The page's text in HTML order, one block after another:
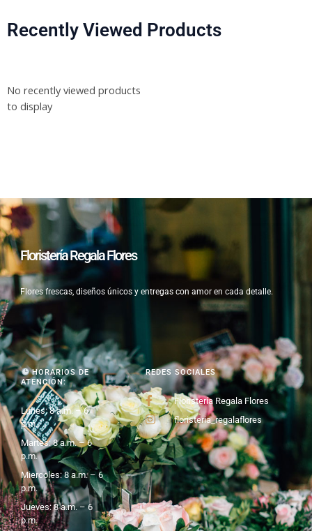
Recently Viewed Products
No recently viewed products
to display
REDES SOCIALES
Floristería Regala Flores
floristeria_regalaflores
HORARIOS DE
ATENCIÓN:
Lunes: 8 a.m. – 6
p.m.
Martes: 8 a.m. – 6
p.m.
Miercoles: 8 a.m. – 6
p.m.
Jueves: 8 a.m. – 6
p.m.
Floristería Regala Flores
Flores frescas, diseños únicos y entregas con amor en cada detalle.